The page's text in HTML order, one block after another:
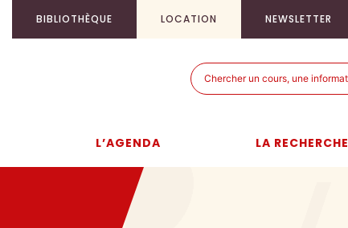
BIBLIOTHÈQUE LOCATION NEWSLETTER
Recherche
pour
Rechercher
L’AGENDA LA RECHERCHE